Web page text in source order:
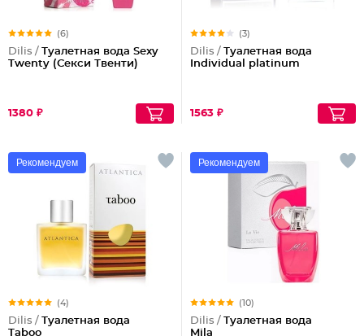
(6)
Dilis / Туалетная вода Sexy
Twenty (Секси Твенти)
1380 ₽
(3)
Dilis / Туалетная вода
Individual platinum
1563 ₽
Рекомендуем
(4)
Dilis / Туалетная вода
Taboo
Рекомендуем
(10)
Dilis / Туалетная вода
Mila